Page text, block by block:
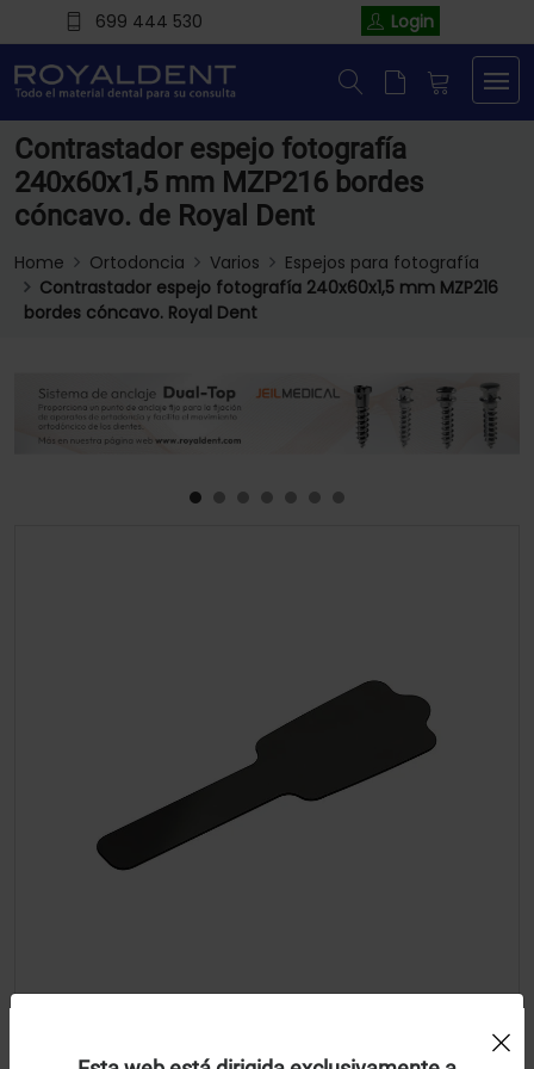
699 444 530 Login
Contrastador espejo fotografía
240x60x1,5 mm MZP216 bordes
cóncavo. de Royal Dent
Home Ortodoncia Varios
Espejos para fotografía
Contrastador espejo fotografía 240x60x1,5 mm MZP216
bordes cóncavo. Royal Dent